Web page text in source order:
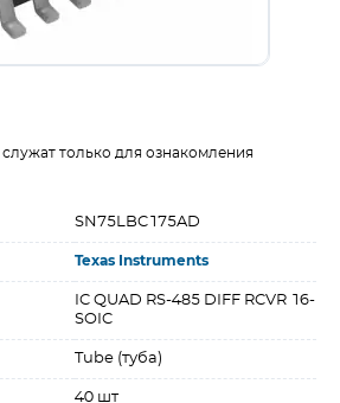
только для ознакомления
SN75LBC175AD
Texas Instruments
IC QUAD RS-485 DIFF RCVR 16-
SOIC
Tube (туба)
40 шт